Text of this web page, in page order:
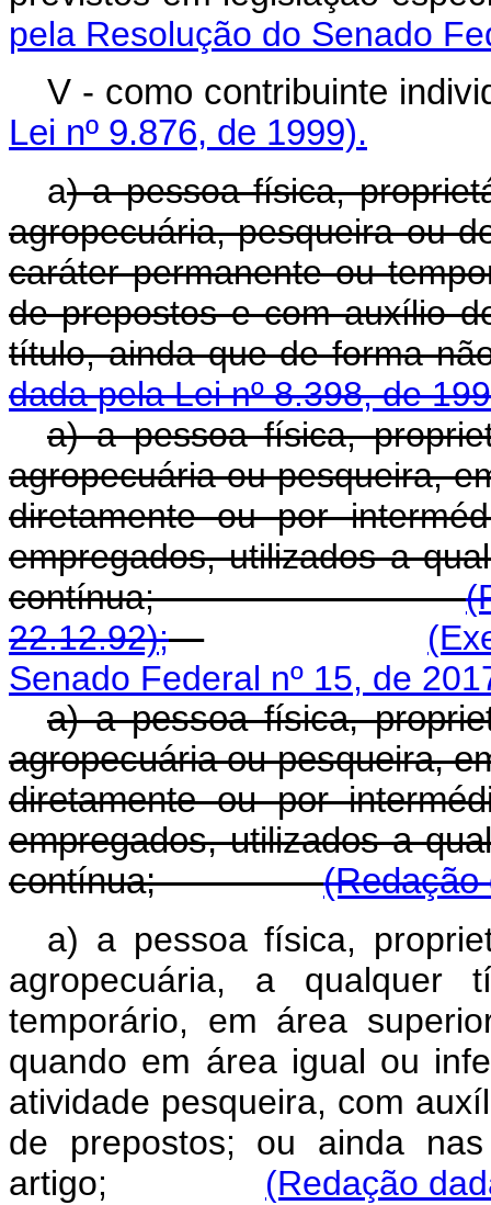
pela Resolução do Senado
V - como
Lei nº 9.876, de 1999).
a) a pessoa física,
agropecuária, pesqueira ou
caráter permanente ou
de prepostos e com auxílio
título, ainda que de
dada pela Lei nº 8.398, de
a) a pessoa física,
agropecuária ou pesqueira,
diretamente ou por
empregados, utilizados a
contínua;
22.12.92);
Senado Federal nº 15, de
a) a pessoa física,
agropecuária ou pesqueira,
diretamente ou por
empregados, utilizados a
contínua;(Redação
a) a pessoa física,
agropecuária, a qualquer
temporário, em área
quando em área igual ou
atividade pesqueira, com
de prepostos; ou ainda
artigo; (Redação